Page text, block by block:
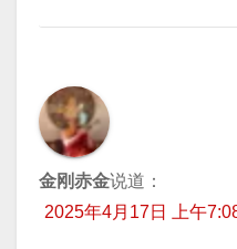
金刚赤金说道：
2025年4月17日 上午